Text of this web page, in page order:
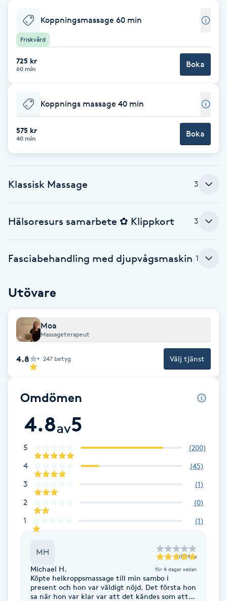
Babylights
Balayage
Barber
Barnklippning
Blowout
Bottenfärg
Bröllopsuppsättning
Celluliter
Coachning
Color correction
Cryoterapi
Damklippning
Dermapen
Diamantslipning
Enzympeeling
Koppningsmassage 60 min
Friskvård
725 kr
60 min Boka
Koppnings massage 40 min
575 kr
40 min Boka
Klassisk Massage 3
Hälsoresurs samarbete ✿ Klippkort 3
Fasciabehandling med djupvågsmaskin 1
Utövare
Moa
Massageterapeut
4.8 247 betyg Välj tjänst
Omdömen
4.8av5
5 (200)
4 (45)
3 (1)
2 (0)
1 (1)
MH till Moa
Michael H. för 4 dagar sedan
Köpte helkroppsmassage till min sambo i
present och hon var väldigt nöjd. Det första hon
sa när hon var klar var att det kändes som att